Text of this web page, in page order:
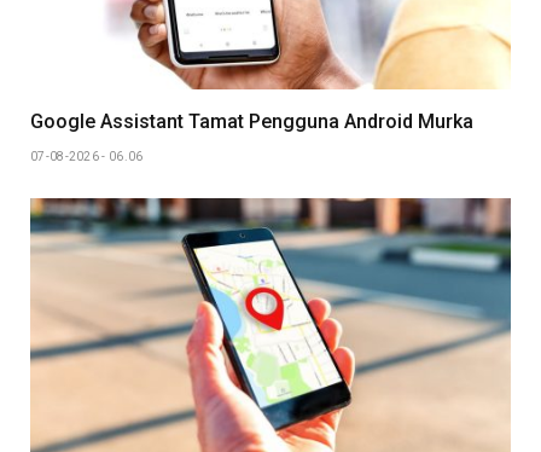
Google Assistant Tamat Pengguna Android Murka
07-08-2026 - 06.06